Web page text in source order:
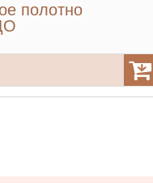
полотно